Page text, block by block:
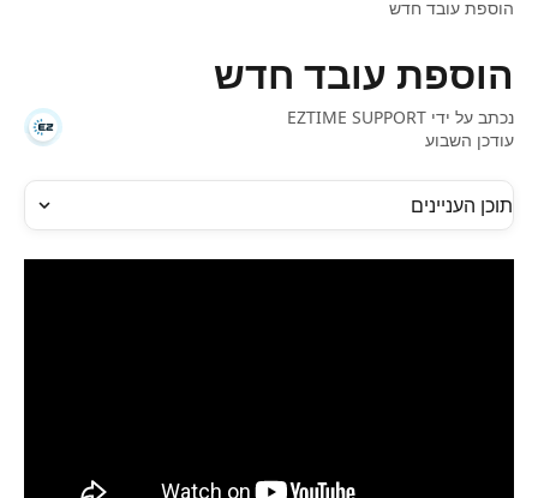
הוספת עובד חדש
הוספת עובד חדש
נכתב על ידי EZTIME SUPPORT
עודכן השבוע
תוכן העניינים